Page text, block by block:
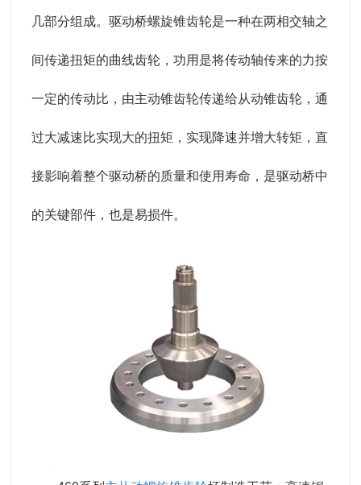
几部分组成。驱动桥螺旋锥齿轮是一种在两相交轴之
间传递扭矩的曲线齿轮，功用是将传动轴传来的力按
一定的传动比，由主动锥齿轮传递给从动锥齿轮，通
过大减速比实现大的扭矩，实现降速并增大转矩，直
接影响着整个驱动桥的质量和使用寿命，是驱动桥中
的关键部件，也是易损件。